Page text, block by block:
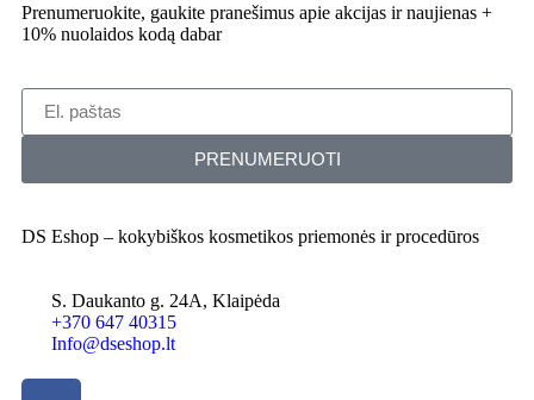
Prenumeruokite, gaukite pranešimus apie akcijas ir naujienas +
10% nuolaidos kodą dabar
PRENUMERUOTI
DS Eshop – kokybiškos kosmetikos priemonės ir procedūros
S. Daukanto g. 24A, Klaipėda
+370 647 40315
Info@dseshop.lt